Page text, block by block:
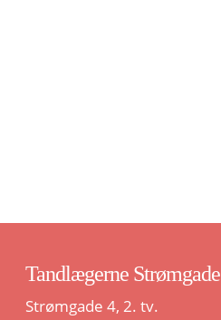
Tandlægerne Strømgade
Strømgade 4, 2. tv.